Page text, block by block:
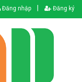
Đăng nhập Đăng ký